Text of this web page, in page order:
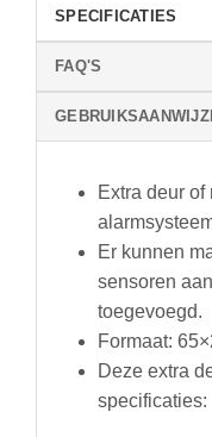
DS3150
DS3151
DS6603
SPECIFICATIES
FAQ'S
Extra deur of
Er kunnen
sensoren
toegevoegd.
Formaat:
Deze extra
specificaties: